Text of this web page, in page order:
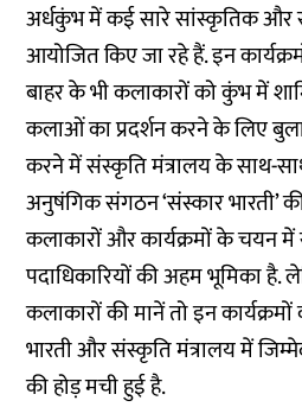
अर्धकुंभ में कई सारे सांस्कृतिक और
आयोजित किए जा रहे हैं. इन
बाहर के भी कलाकारों को कुंभ में
कलाओं का प्रदर्शन करने के लिए
करने में संस्कृति मंत्रालय के साथ-
अनुषंगिक संगठन ‘संस्कार भारती’
कलाकारों और कार्यक्रमों के चयन
पदाधिकारियों की अहम भूमिका
कलाकारों की मानें तो इन
भारती और संस्कृति मंत्रालय में
की होड़ मची हुई है.